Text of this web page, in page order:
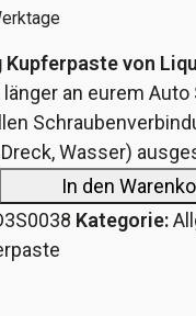
Kupferpaste von
an eurem
Wasser)
In den
Kategorie: